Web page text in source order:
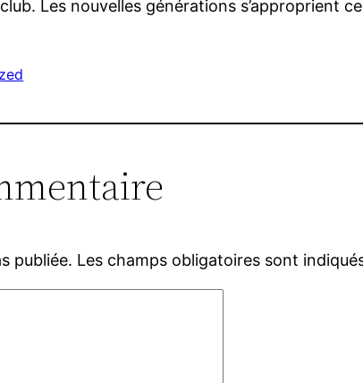
Les nouvelles générations s’approprient
publiée. Les champs obligatoires sont